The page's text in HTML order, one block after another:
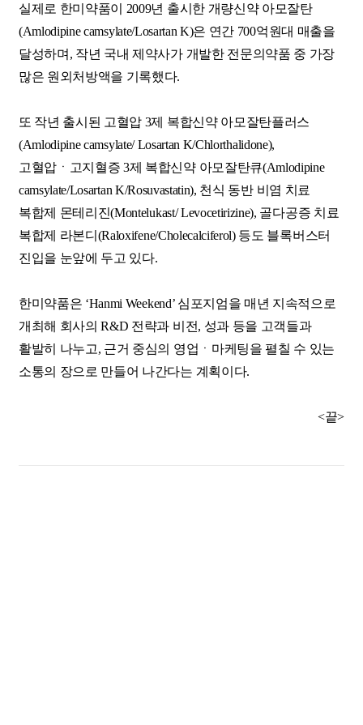
실제로 한미약품이 2009년 출시한 개량신약 아모잘탄
(Amlodipine camsylate/Losartan K)은 연간 700억원대 매출을
달성하며, 작년 국내 제약사가 개발한 전문의약품 중 가장
많은 원외처방액을 기록했다.
또 작년 출시된 고혈압 3제 복합신약 아모잘탄플러스
(Amlodipine camsylate/ Losartan K/Chlorthalidone),
고혈압ㆍ고지혈증 3제 복합신약 아모잘탄큐(Amlodipine
camsylate/Losartan K/Rosuvastatin), 천식 동반 비염 치료
복합제 몬테리진(Montelukast/ Levocetirizine), 골다공증 치료
복합제 라본디(Raloxifene/Cholecalciferol) 등도 블록버스터
진입을 눈앞에 두고 있다.
한미약품은 ‘Hanmi Weekend’ 심포지엄을 매년 지속적으로
개최해 회사의 R&D 전략과 비전, 성과 등을 고객들과
활발히 나누고, 근거 중심의 영업ㆍ마케팅을 펼칠 수 있는
소통의 장으로 만들어 나간다는 계획이다.
<끝>